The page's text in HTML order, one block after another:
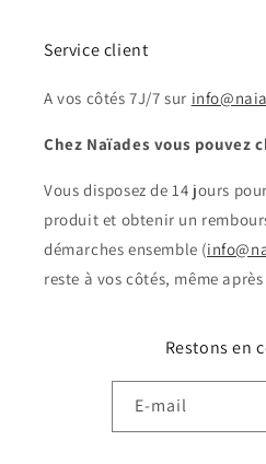
Service client
A vos côtés 7J/7 sur
Chez Naïades vous pouvez
Vous disposez de 14 jours
produit et obtenir un
démarches ensemble (
reste à vos côtés, même
Restons en
E-mail